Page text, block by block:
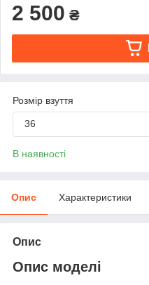
2 500 ₴
Розмір взуття
36
В наявності
Опис Характеристики
Опис
Опис моделі